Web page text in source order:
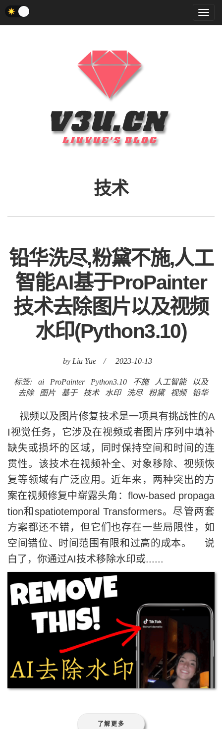
菜
单
技术
铅华洗尽,粉黛不施,人工
智能AI基于ProPainter
技术去除图片以及视频
水印(Python3.10)
by Liu Yue / 2023-10-13
标签: ai ProPainter Python3.10 不施 人工智能
以及
去除
图片 基于 技术 水印 洗尽 粉黛 视频 铅华
视频以及图片修复技术是一项具有挑战性的A
I视觉任务，它涉及在视频或者图片序列中填补
缺失或损坏的区域，同时保持空间和时间的连
贯性。该技术在视频补全、对象移除、视频恢
复等领域有广泛应用。近年来，两种突出的方
案在视频修复中崭露头角：flow-based propaga
tion和spatiotemporal Transformers。尽管两套
方案都还不错，但它们也存在一些局限性，如
空间错位、时间范围有限和过高的成本。 说
白了，你通过AI技术移除水印或......
了解更多